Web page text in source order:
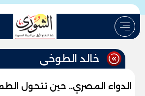
خالد الطوخى
الدواء المصري.. حين تتحول